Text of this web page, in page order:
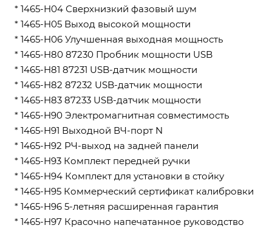
* 1465-H04 Сверхнизкий фазовый шум
* 1465-H05 Выход высокой мощности
* 1465-H06 Улучшенная выходная мощность
* 1465-H80 87230 Пробник мощности USB
* 1465-H81 87231 USB-датчик мощности
* 1465-H82 87232 USB-датчик мощности
* 1465-H83 87233 USB-датчик мощности
* 1465-H90 Электромагнитная совместимость
* 1465-H91 Выходной ВЧ-порт N
* 1465-H92 РЧ-выход на задней панели
* 1465-H93 Комплект передней ручки
* 1465-H94 Комплект для установки в стойку
* 1465-H95 Коммерческий сертификат калибровки
* 1465-H96 5-летняя расширенная гарантия
* 1465-H97 Красочно напечатанное руководство